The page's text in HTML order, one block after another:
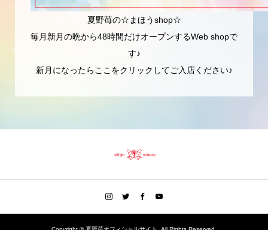
夏野苺の☆まほうshop☆
毎月新月の晩から48時間だけオープンするWeb shopで
す♪
新月になったらここをクリックしてご入店ください♪